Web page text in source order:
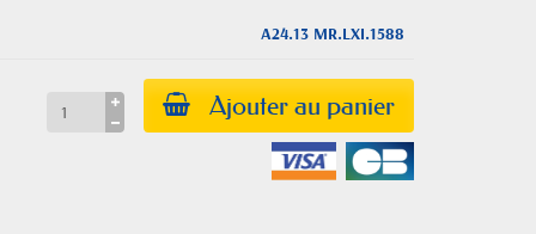
A24.13 MR.LXI.1588
Ajouter au panier